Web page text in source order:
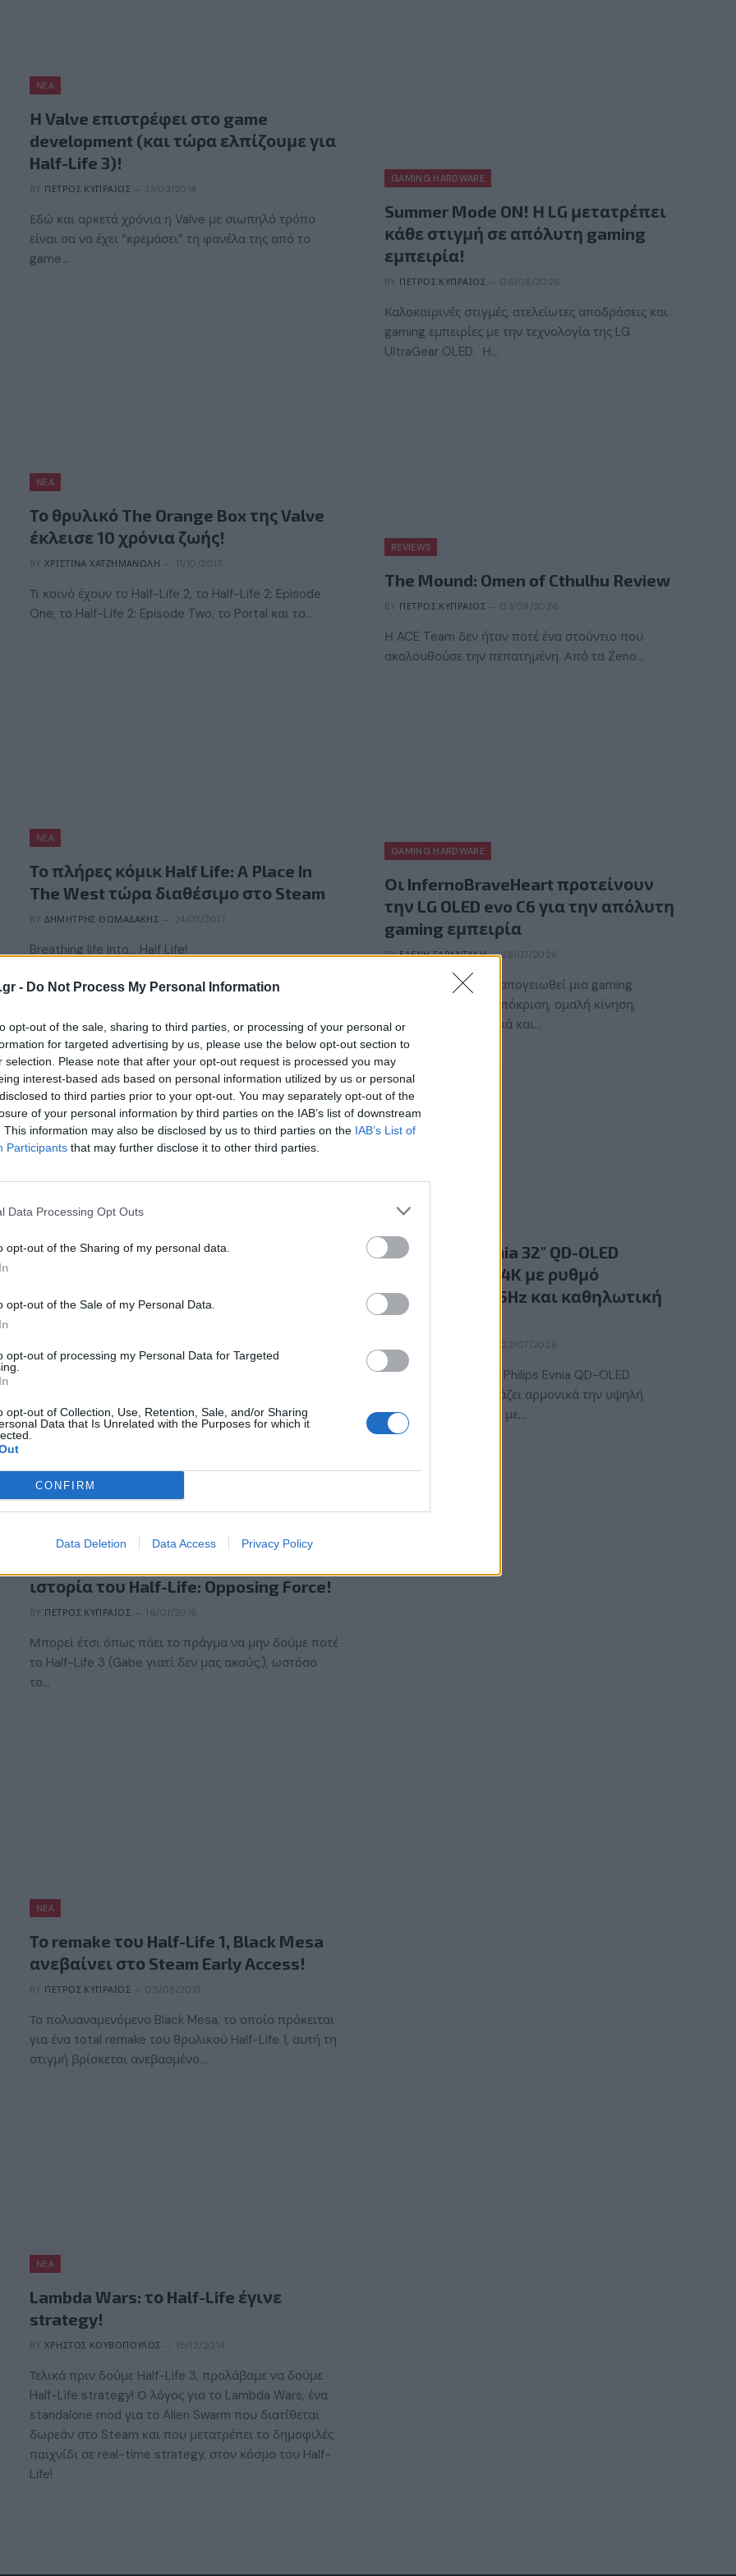
- Do Not Process My Personal Information
opt-out of the sale, sharing to third parties, or processing of your personal or
for targeted advertising by us, please use the below opt-out section to
selection. Please note that after your opt-out request is processed you may
interest-based ads based on personal information utilized by us or personal
to third parties prior to your opt-out. You may separately opt-out of the
of your personal information by third parties on the IAB’s list of downstream
This information may also be disclosed by us to third parties on the IAB’s List of
Participants that may further disclose it to other third parties.
Data Processing Opt Outs
opt-out of the Sharing of my personal data.
opt-out of the Sale of my Personal Data.
opt-out of processing my Personal Data for Targeted
opt-out of Collection, Use, Retention, Sale, and/or Sharing
Data that Is Unrelated with the Purposes for which it
CONFIRM
Data Deletion Data Access Privacy Policy
ΝΈΑ
Η Valve επιστρέφει στο game
development (και τώρα ελπίζουμε για
Half-Life 3)!
BY ΠΈΤΡΟΣ ΚΥΠΡΑΊΟΣ 13/03/2018
Εδώ και αρκετά χρόνια η Valve με σιωπηλό τρόπο
είναι σα να έχει “κρεμάσει” τη φανέλα της από το
game…
ΝΈΑ
Το θρυλικό The Orange Box της Valve
έκλεισε 10 χρόνια ζωής!
BY ΧΡΙΣΤΊΝΑ ΧΑΤΖΗΜΑΝΏΛΗ 11/10/2017
Τι κοινό έχουν το Half-Life 2, το Half-Life 2: Episode
One, το Half-Life 2: Episode Two, το Portal και το…
ΝΈΑ
Το πλήρες κόμικ Half Life: A Place In
The West τώρα διαθέσιμο στο Steam
BY ΔΗΜΉΤΡΗΣ ΘΩΜΑΔΆΚΗΣ 24/07/2017
Breathing life into… Half Life!
ΝΈΑ
Half-Life 2: VR και το game-θρύλος
περνάει στην εποχή της εικονικής
ΠΈΤΡΟΣ ΚΥΠΡΑΊΟΣ 12/05/2017
με τη σειρά Half-Life (τρίτο μέρος αφήστε το
ιστορία του Half-Life: Opposing Force!
BY ΠΈΤΡΟΣ ΚΥΠΡΑΊΟΣ 16/01/2016
Μπορεί έτσι όπως πάει το πράγμα να μην δούμε ποτέ
το Half-Life 3 (Gabe γιατί δεν μας ακούς;), ωστόσο
το…
ΝΈΑ
Το remake του Half-Life 1, Black Mesa
ανεβαίνει στο Steam Early Access!
BY ΠΈΤΡΟΣ ΚΥΠΡΑΊΟΣ 05/05/2015
Το πολυαναμενόμενο Black Mesa, το οποίο πρόκειται
για ένα total remake του θρυλικού Half-Life 1, αυτή τη
στιγμή βρίσκεται ανεβασμένο…
ΝΈΑ
Lambda Wars: το Half-Life έγινε
strategy!
BY ΧΡΉΣΤΟΣ ΚΟΥΒΌΠΟΥΛΟΣ 15/12/2014
Τελικά πριν δούμε Half-Life 3, προλάβαμε να δούμε
Half-Life strategy! Ο λόγος για το Lambda Wars, ένα
standalone mod για το Alien Swarm που διατίθεται
δωρεάν στο Steam και που μετατρέπει το δημοφιλές
παιχνίδι σε real-time strategy, στον κόσμο του Half-
Life!
GAMING HARDWARE
Summer Mode ON! Η LG μετατρέπει
κάθε στιγμή σε απόλυτη gaming
εμπειρία!
BY ΠΈΤΡΟΣ ΚΥΠΡΑΊΟΣ 06/08/2026
Καλοκαιρινές στιγμές, ατελείωτες αποδράσεις και
gaming εμπειρίες με την τεχνολογία της LG
UltraGear OLED. Η…
REVIEWS
The Mound: Omen of Cthulhu Review
BY ΠΈΤΡΟΣ ΚΥΠΡΑΊΟΣ 03/08/2026
Η ACE Team δεν ήταν ποτέ ένα στούντιο που
ακολουθούσε την πεπατημένη. Από τα Zeno…
GAMING HARDWARE
Οι InfernoBraveHeart προτείνουν
την LG OLED evo C6 για την απόλυτη
gaming εμπειρία
BY ΕΛΈΝΗ ΣΑΡΑΝΤΆΚΗ 28/07/2026
Τι χρειάζεται για να απογειωθεί μια gaming
εμπειρία; Γρήγορη απόκριση, ομαλή κίνηση,
εντυπωσιακά γραφικά και…
GAMING HARDWARE
Νέα Philips Evnia 32″ QD-OLED
gaming οθόνη 4K με ρυθμό
ανανέωσης 165Hz και καθηλωτική
εικόνα
22/07/2026
Η νέα gaming οθόνη Philips Evnia QD-OLED
32M2N6901A συνδυάζει αρμονικά την υψηλή
ποιότητα χρωμάτων με…